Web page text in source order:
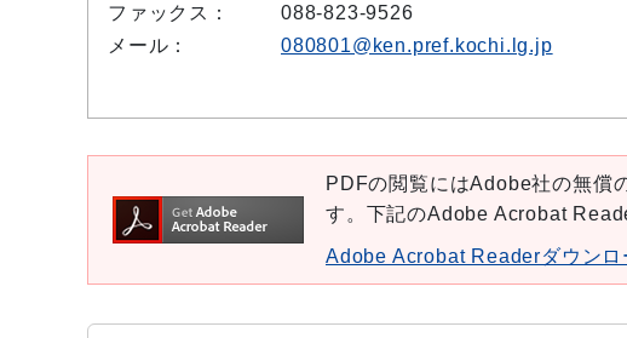
ファックス：
088-823-9526
メール：
080801@ken.pref.kochi.lg.jp
PDFの閲覧にはAdobe社の無償
す。下記のAdobe Acrobat
Adobe Acrobat Readerダウンロ